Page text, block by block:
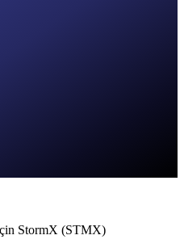
StormX (STMX)